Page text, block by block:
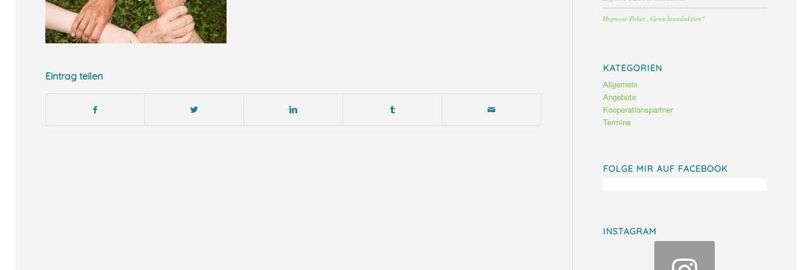
Eintrag teilen
Hypnose-Paket „Gewichtsreduktion“
KATEGORIEN
Allgemein
Angebote
Kooperationspartner
Termine
FOLGE MIR AUF FACEBOOK
INSTAGRAM